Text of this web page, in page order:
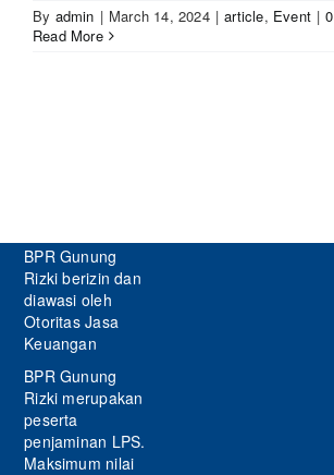
By admin | March 14, 2024 | article, Event |
Read More
BPR Gunung
Rizki berizin dan
diawasi oleh
Otoritas Jasa
Keuangan
BPR Gunung
Rizki merupakan
peserta
penjaminan LPS.
Maksimum nilai